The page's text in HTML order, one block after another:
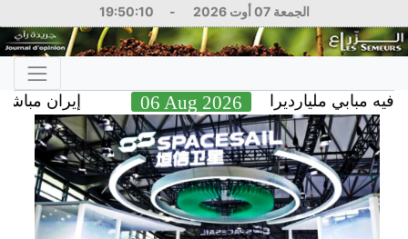
الجمعة 07 أوت 2026 -
19:50:11
إيران مباشر.. 06 Aug 2026 مليارديرا